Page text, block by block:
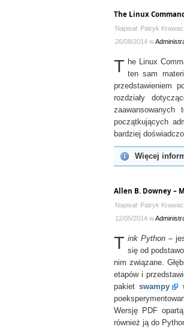
The Linux
Napisał: Patryk
26/08/2014 w
T he Linux
ten sam
przedstawieniem
rozdziały
początkujących
bardziej
Więcej
Allen B. Downey –
Napisał: Patryk
12/05/2014 w
T ink Python –
się od
nim związane.
etapów i
pakietswampy
Wersję PDF
również ją do